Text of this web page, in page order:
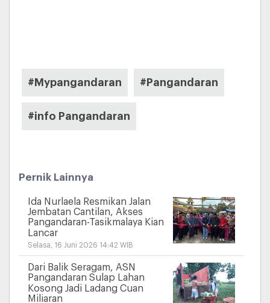
#Mypangandaran #Pangandaran
#info Pangandaran
Pernik Lainnya
Ida Nurlaela Resmikan Jalan
Jembatan Cantilan, Akses
Pangandaran-Tasikmalaya Kian
Lancar
Selasa, 16 Juni 2026 14:42 WIB
Dari Balik Seragam, ASN
Pangandaran Sulap Lahan
Kosong Jadi Ladang Cuan
Miliaran